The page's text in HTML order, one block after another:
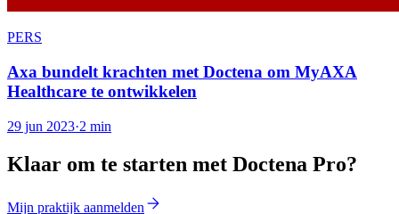
PERS
Axa bundelt krachten met Doctena om MyAXA
Healthcare te ontwikkelen
29 jun 2023·2 min
Klaar om te starten met Doctena Pro?
Mijn praktijk aanmelden